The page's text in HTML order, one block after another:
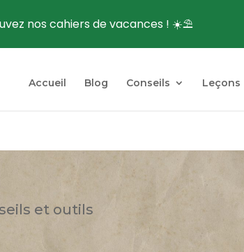
Accueil Blog Conseils Leçons
et outils
nos cahiers de vacances ! ☀️⛱️